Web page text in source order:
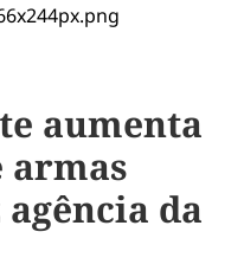
aumenta
armas
da